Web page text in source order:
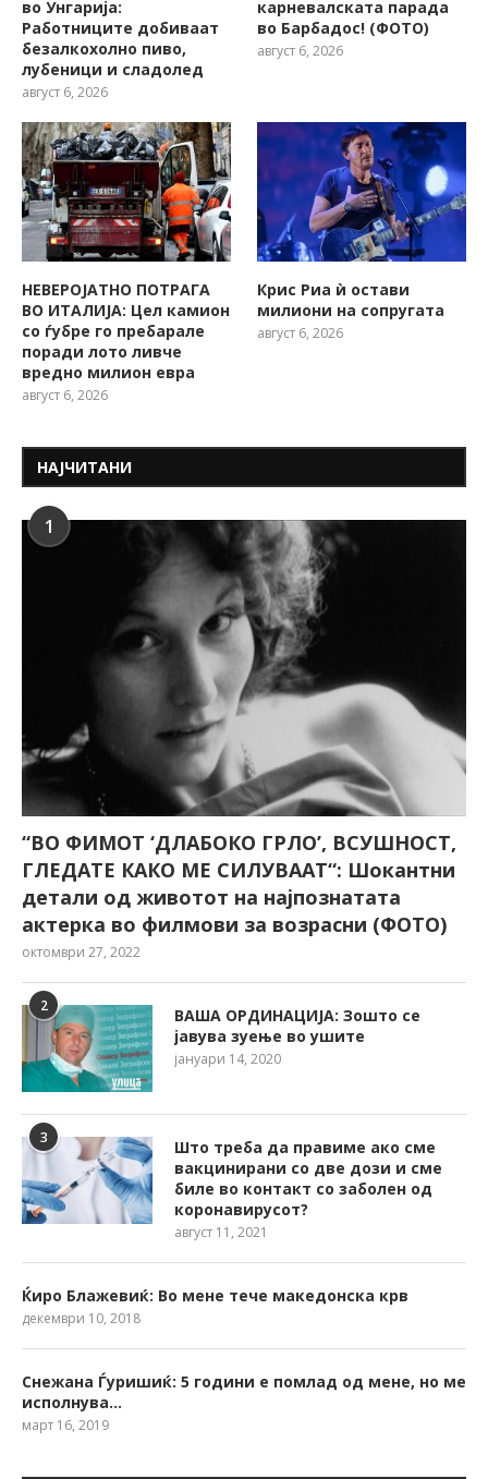
во Унгарија:
Работниците добиваат
безалкохолно пиво,
лубеници и сладолед
август 6, 2026
карневалската парада
во Барбадос! (ФОТО)
август 6, 2026
НЕВЕРОЈАТНО ПОТРАГА
ВО ИТАЛИЈА: Цел камион
со ѓубре го пребарале
поради лото ливче
вредно милион евра
август 6, 2026
Крис Риа ѝ остави
милиони на сопругата
август 6, 2026
НАЈЧИТАНИ
1
“ВО ФИМОТ ‘ДЛАБОКО ГРЛО’, ВСУШНОСТ,
ГЛЕДАТЕ КАКО МЕ СИЛУВААТ“: Шокантни
детали од животот на најпознатата
актерка во филмови за возрасни (ФОТО)
октомври 27, 2022
2
ВАША ОРДИНАЦИЈА: Зошто се
јавува зуење во ушите
јануари 14, 2020
3
Што треба да правиме ако сме
вакцинирани со две дози и сме
биле во контакт со заболен од
коронавирусот?
август 11, 2021
Ќиро Блажевиќ: Во мене тече македонска крв
декември 10, 2018
Снежана Ѓуришиќ: 5 години е помлад од мене, но ме
исполнува…
март 16, 2019